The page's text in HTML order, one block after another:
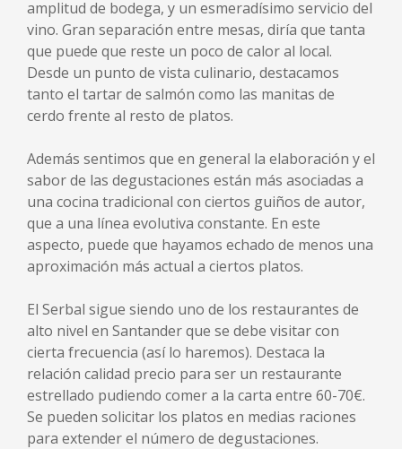
amplitud de bodega, y un esmeradísimo servicio del
vino. Gran separación entre mesas, diría que tanta
que puede que reste un poco de calor al local.
Desde un punto de vista culinario, destacamos
tanto el tartar de salmón como las manitas de
cerdo frente al resto de platos.
Además sentimos que en general la elaboración y el
sabor de las degustaciones están más asociadas a
una cocina tradicional con ciertos guiños de autor,
que a una línea evolutiva constante. En este
aspecto, puede que hayamos echado de menos una
aproximación más actual a ciertos platos.
El Serbal sigue siendo uno de los restaurantes de
alto nivel en Santander que se debe visitar con
cierta frecuencia (así lo haremos). Destaca la
relación calidad precio para ser un restaurante
estrellado pudiendo comer a la carta entre 60-70€.
Se pueden solicitar los platos en medias raciones
para extender el número de degustaciones.